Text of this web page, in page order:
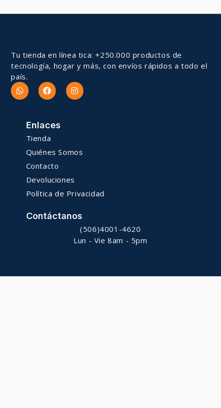
Tu tienda en línea tica: +250.000 productos de
tecnología, hogar y más, con envíos rápidos a todo el
país.
Enlaces
Tienda
Quiénes Somos
Contacto
Devoluciones
Política de Privacidad
Contáctanos
(506)4001-4620
Lun - Vie 8am - 5pm